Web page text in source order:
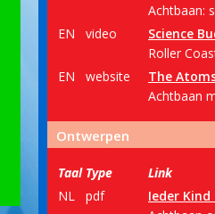
Achtbaan:
EN
video
Science
Roller
EN
website
The
Achtbaan
Ontwerpen
Taal Type
Link
NL
pdf
Ieder